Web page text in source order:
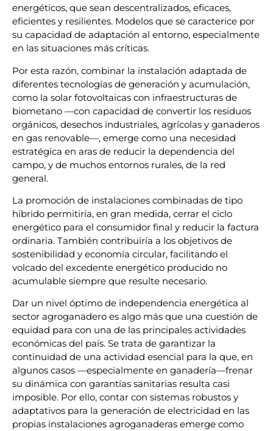
energéticos, que sean descentralizados, eficaces,
eficientes y resilientes. Modelos que se caracterice por
su capacidad de adaptación al entorno, especialmente
en las situaciones más críticas.
Por esta razón, combinar la instalación adaptada de
diferentes tecnologías de generación y acumulación,
como la solar fotovoltaicas con infraestructuras de
biometano —con capacidad de convertir los residuos
orgánicos, desechos industriales, agrícolas y ganaderos
en gas renovable—, emerge como una necesidad
estratégica en aras de reducir la dependencia del
campo, y de muchos entornos rurales, de la red
general.
La promoción de instalaciones combinadas de tipo
híbrido permitiría, en gran medida, cerrar el ciclo
energético para el consumidor final y reducir la factura
ordinaria. También contribuiría a los objetivos de
sostenibilidad y economía circular, facilitando el
volcado del excedente energético producido no
acumulable siempre que resulte necesario.
Dar un nivel óptimo de independencia energética al
sector agroganadero es algo más que una cuestión de
equidad para con una de las principales actividades
económicas del país. Se trata de garantizar la
continuidad de una actividad esencial para la que, en
algunos casos —especialmente en ganadería—frenar
su dinámica con garantías sanitarias resulta casi
imposible. Por ello, contar con sistemas robustos y
adaptativos para la generación de electricidad en las
propias instalaciones agroganaderas emerge como